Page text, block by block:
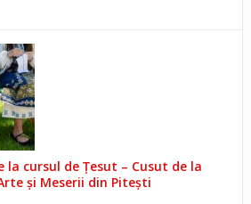
la cursul de Țesut – Cusut de la
și Meserii din Pitești